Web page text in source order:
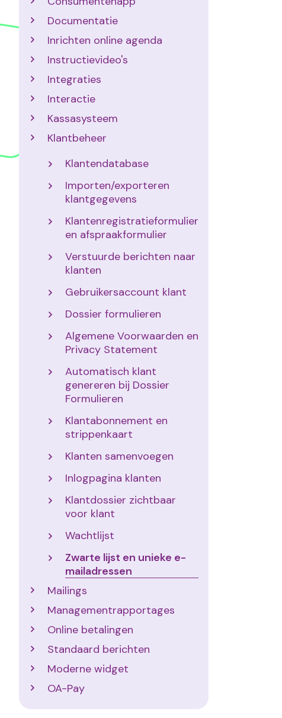
Documentatie
Inrichten online agenda
Instructievideo's
Integraties
Interactie
Kassasysteem
Klantbeheer
Klantendatabase
Importen/exporteren
klantgegevens
Klantenregistratieformulier
en afspraakformulier
Verstuurde berichten naar
klanten
Gebruikersaccount klant
Dossier formulieren
Algemene Voorwaarden en
Privacy Statement
Automatisch klant
genereren bij Dossier
Formulieren
Klantabonnement en
strippenkaart
Klanten samenvoegen
Inlogpagina klanten
Klantdossier zichtbaar
voor klant
Wachtlijst
Zwarte lijst en unieke e-
mailadressen
Mailings
Managementrapportages
Online betalingen
Standaard berichten
Moderne widget
OA-Pay